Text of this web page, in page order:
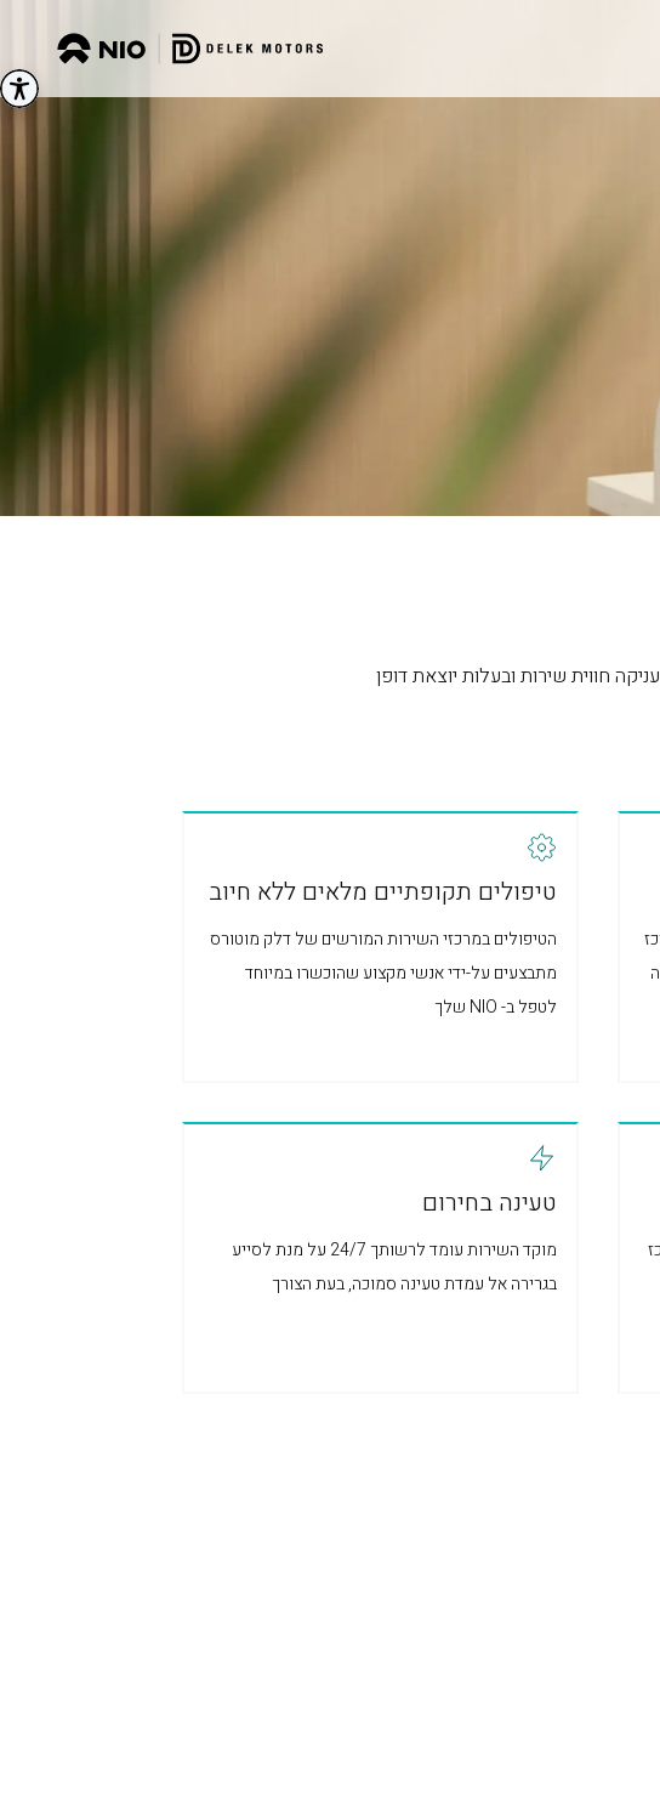
טיפולים תקופתיים מלאים ללא חיוב
הטיפולים במרכזי השירות המורשים של דלק מוטורס
מתבצעים על-ידי אנשי מקצוע שהוכשרו במיוחד
לטפל ב- NIO שלך
טעינה בחירום
מוקד השירות עומד לרשותך 24/7 על מנת לסייע
בגרירה אל עמדת טעינה סמוכה, בעת הצורך